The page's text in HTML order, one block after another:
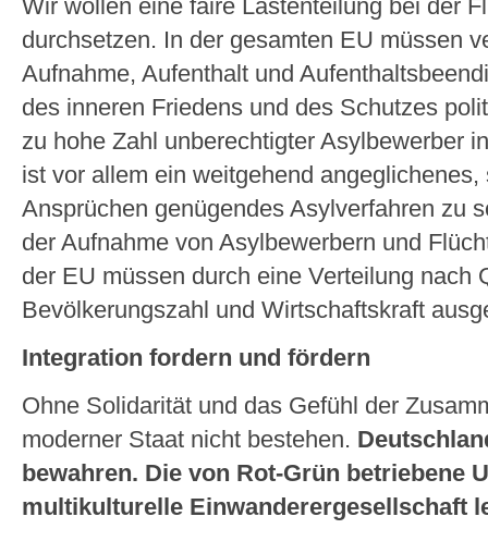
Wir wollen eine faire Lastenteilung bei der
durchsetzen. In der gesamten EU müssen
Aufnahme, Aufenthalt und
des inneren Friedens und des Schutzes
zu hohe Zahl unberechtigter Asylbewerber
ist vor allem ein weitgehend
Ansprüchen genügendes Asylverfahren zu
der Aufnahme von Asylbewerbern und
der EU müssen durch eine Verteilung nach
Bevölkerungszahl und Wirtschaftskraft
Integration fordern und fördern
Ohne Solidarität und das Gefühl der
moderner Staat nicht bestehen.
bewahren. Die von Rot-Grün betriebene
multikulturelle Einwanderergesellschaft